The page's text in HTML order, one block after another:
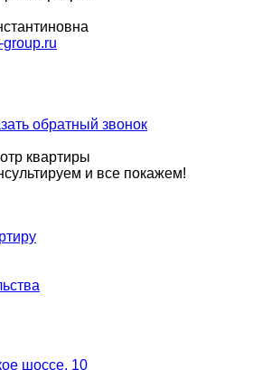
обратный звонок
квартиры
и все покажем!
шоссе, 10